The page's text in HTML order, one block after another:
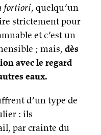
fortiori, quelqu’un
strictement pour
et c’est un
; mais, dès
avec le regard
eaux.
d’un type de
: ils
par crainte du